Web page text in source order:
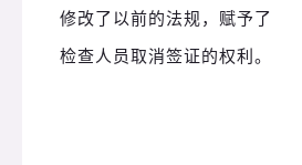
修改了以前的法规，赋予了
检查人员取消签证的权利。